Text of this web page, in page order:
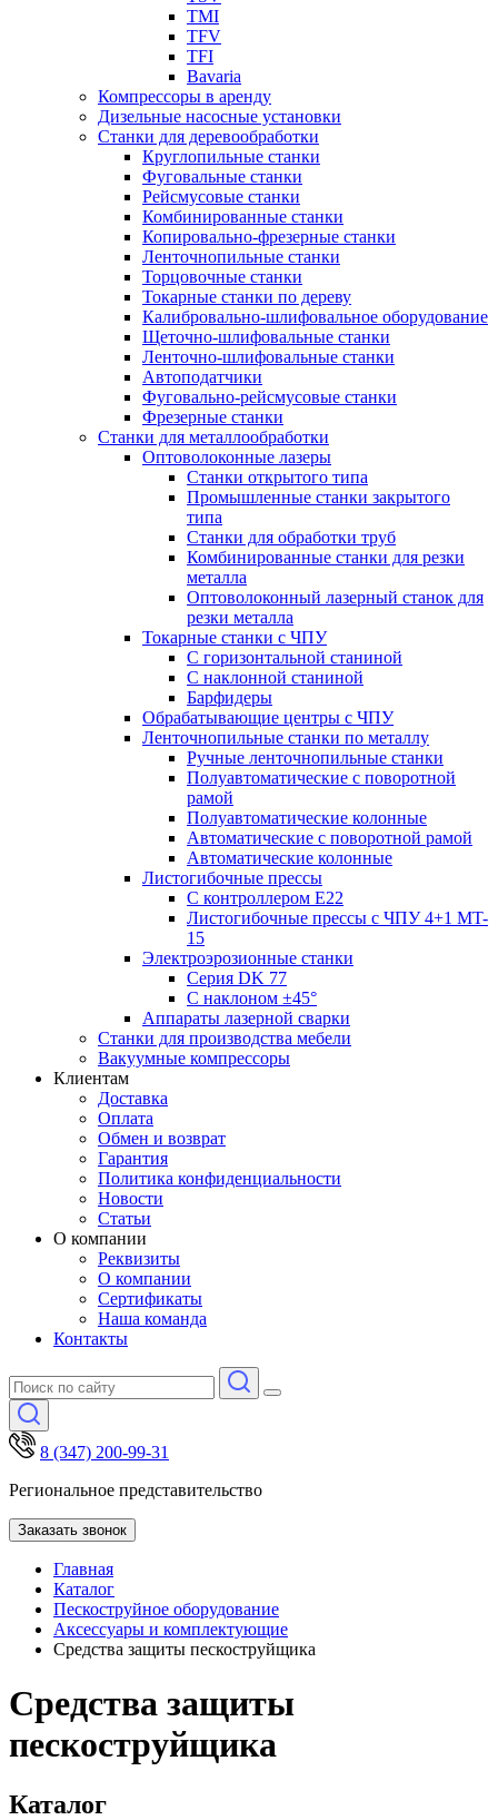
TMI
TFV
TFI
Bavaria
Компрессоры в аренду
Дизельные насосные установки
Станки для деревообработки
Круглопильные станки
Фуговальные станки
Рейсмусовые станки
Комбинированные станки
Копировально-фрезерные станки
Ленточнопильные станки
Торцовочные станки
Токарные станки по дереву
Калибровально-шлифовальное оборудование
Щеточно-шлифовальные станки
Ленточно-шлифовальные станки
Автоподатчики
Фуговально-рейсмусовые станки
Фрезерные станки
Станки для металлообработки
Оптоволоконные лазеры
Станки открытого типа
Промышленные станки закрытого
типа
Станки для обработки труб
Комбинированные станки для резки
металла
Оптоволоконный лазерный станок для
резки металла
Токарные станки с ЧПУ
С горизонтальной станиной
С наклонной станиной
Барфидеры
Обрабатывающие центры с ЧПУ
Ленточнопильные станки по металлу
Ручные ленточнопильные станки
Полуавтоматические с поворотной
рамой
Полуавтоматические колонные
Автоматические с поворотной рамой
Автоматические колонные
Листогибочные прессы
С контроллером E22
Листогибочные прессы с ЧПУ 4+1 MT-
15
Электроэрозионные станки
Серия DK 77
С наклоном ±45°
Аппараты лазерной сварки
Станки для производства мебели
Вакуумные компрессоры
Клиентам
Доставка
Оплата
Обмен и возврат
Гарантия
Политика конфиденциальности
Новости
Статьи
О компании
Реквизиты
О компании
Сертификаты
Наша команда
Контакты
8 (347) 200-99-31
Региональное представительство
Заказать звонок
Главная
Каталог
Пескоструйное оборудование
Аксессуары и комплектующие
Средства защиты пескоструйщика
Средства защиты
пескоструйщика
Каталог